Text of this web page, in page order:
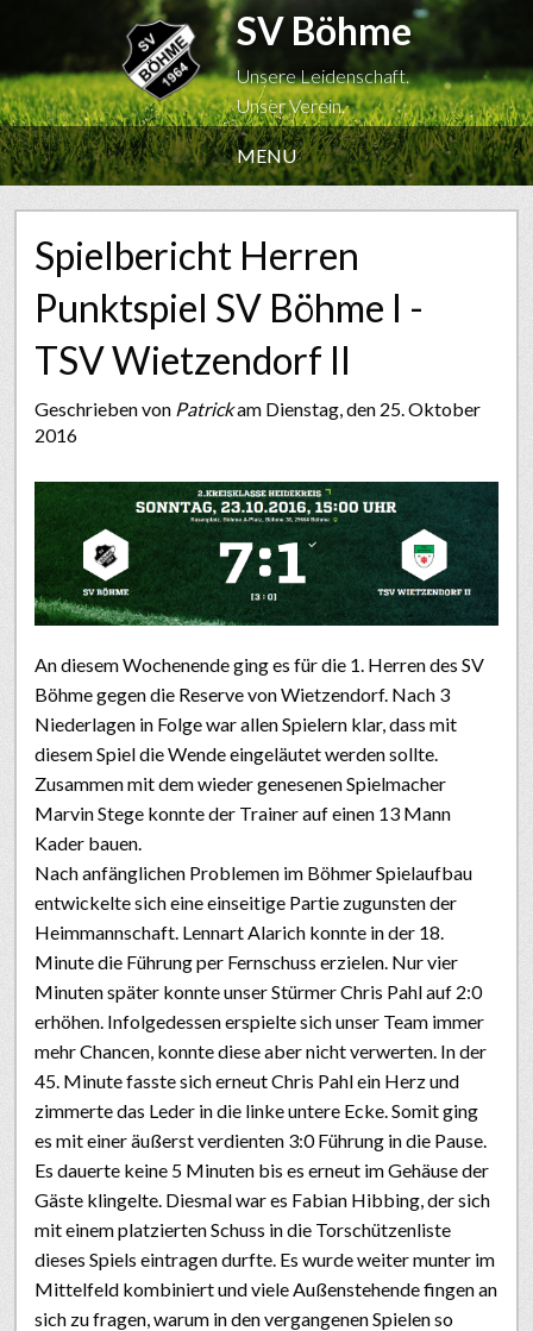
SV Böhme
Unsere Leidenschaft.
Unser Verein.
MENU
Spielbericht Herren
Punktspiel SV Böhme I -
TSV Wietzendorf II
Geschrieben von Patrickam Dienstag, den 25. Oktober
2016
An diesem Wochenende ging es für die 1. Herren des SV
Böhme gegen die Reserve von Wietzendorf. Nach 3
Niederlagen in Folge war allen Spielern klar, dass mit
diesem Spiel die Wende eingeläutet werden sollte.
Zusammen mit dem wieder genesenen Spielmacher
Marvin Stege konnte der Trainer auf einen 13 Mann
Kader bauen.
Nach anfänglichen Problemen im Böhmer Spielaufbau
entwickelte sich eine einseitige Partie zugunsten der
Heimmannschaft. Lennart Alarich konnte in der 18.
Minute die Führung per Fernschuss erzielen. Nur vier
Minuten später konnte unser Stürmer Chris Pahl auf 2:0
erhöhen. Infolgedessen erspielte sich unser Team immer
mehr Chancen, konnte diese aber nicht verwerten. In der
45. Minute fasste sich erneut Chris Pahl ein Herz und
zimmerte das Leder in die linke untere Ecke. Somit ging
es mit einer äußerst verdienten 3:0 Führung in die Pause.
Es dauerte keine 5 Minuten bis es erneut im Gehäuse der
Gäste klingelte. Diesmal war es Fabian Hibbing, der sich
mit einem platzierten Schuss in die Torschützenliste
dieses Spiels eintragen durfte. Es wurde weiter munter im
Mittelfeld kombiniert und viele Außenstehende fingen an
sich zu fragen, warum in den vergangenen Spielen so